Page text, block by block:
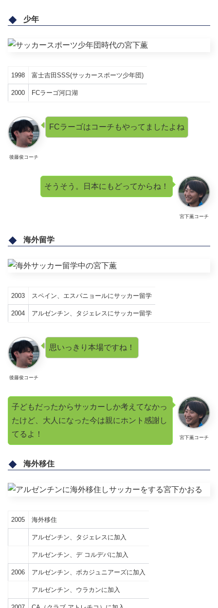
少年
1998 富士吉田SSS(サッカースポーツ少年団)
2000 FCラーゴ河口湖
後藤俊コーチ
FCラーゴはコーチもやってましたよね
宮下薫コーチ
そうそう。日本にもどってからね！
海外留学
2003 スペイン、エスパニョールにサッカー留学
2004 アルゼンチン、タジェレスにサッカー留学
後藤俊コーチ
思いっきり本場ですね！
宮下薫コーチ
子どもだったからサッカーしか考えてなかっ
たけど、大人になった今は親にホント感謝し
てるよ！
海外移住
2005 海外移住
アルゼンチン、タジェレスに加入
アルゼンチン、デ コルデバに加入
2006 アルゼンチン、ボカジュニアーズに加入
アルゼンチン、ウラカンに加入